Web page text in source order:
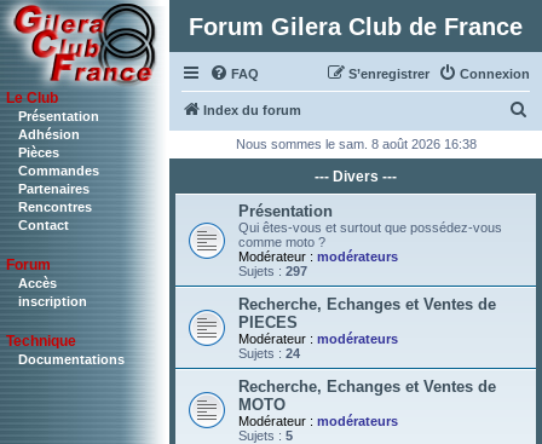
Le Club
Présentation
Adhésion
Pièces
Commandes
Partenaires
Rencontres
Contact
Forum
Accès
inscription
Technique
Documentations
Forum Gilera Club de France
FAQ Connexion
S’enregistrer
Index du forum
h
c
r
Nous sommes le sam. 8 août 2026 16:38
--- Divers ---
Présentation
Qui êtes-vous et surtout que possédez-vous
comme moto ?
Modérateur : modérateurs
Sujets : 297
Recherche, Echanges et Ventes de
PIECES
Modérateur : modérateurs
Sujets : 24
Recherche, Echanges et Ventes de
MOTO
Modérateur : modérateurs
Sujets : 5